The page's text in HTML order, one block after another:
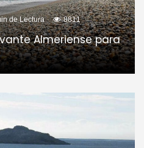
de Lectura 8811
Almeriense para